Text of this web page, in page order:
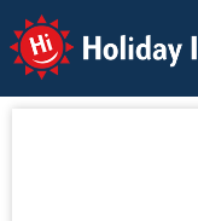
Holiday Info